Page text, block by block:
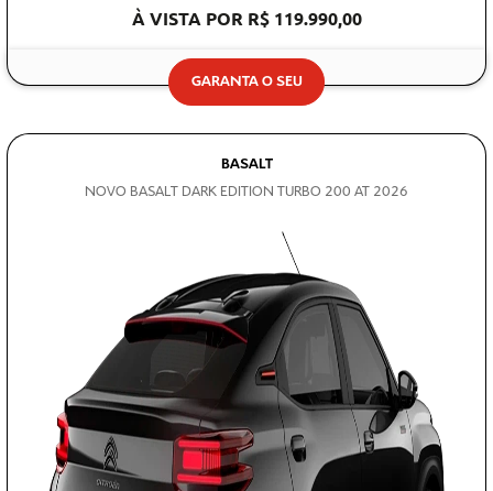
À VISTA POR R$ 119.990,00
GARANTA O SEU
BASALT
NOVO BASALT DARK EDITION TURBO 200 AT 2026